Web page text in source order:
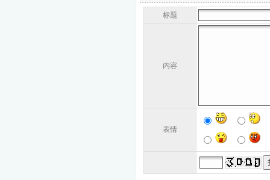
标题
内容
表情